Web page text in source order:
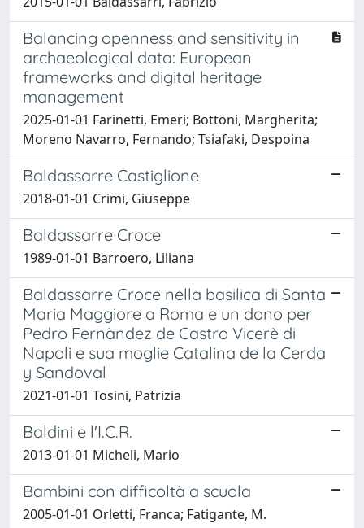
Balancing openness and sensitivity in
archaeological data: European
frameworks and digital heritage
management
2025-01-01 Farinetti, Emeri; Bottoni, Margherita;
Moreno Navarro, Fernando; Tsiafaki, Despoina
Baldassarre Castiglione
2018-01-01 Crimi, Giuseppe
Baldassarre Croce
1989-01-01 Barroero, Liliana
Baldassarre Croce nella basilica di Santa
Maria Maggiore a Roma e un dono per
Pedro Fernàndez de Castro Vicerè di
Napoli e sua moglie Catalina de la Cerda
y Sandoval
2021-01-01 Tosini, Patrizia
Baldini e l'I.C.R.
2013-01-01 Micheli, Mario
Bambini con difficoltà a scuola
2005-01-01 Orletti, Franca; Fatigante, M.